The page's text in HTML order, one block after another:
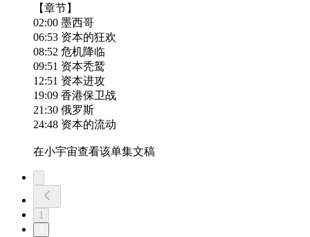
【章节】
02:00 墨西哥
06:53 资本的狂欢
08:52 危机降临
09:51 资本秃鹫
12:51 资本进攻
19:09 香港保卫战
21:30 俄罗斯
24:48 资本的流动
在小宇宙查看该单集文稿
1